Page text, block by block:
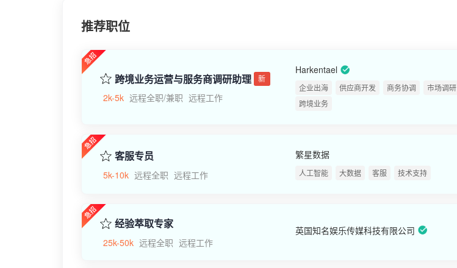
推荐职位
跨境业务运营与服务商调研助理 新
2k-5k 远程全职/兼职 远程工作
Harkentael
企业出海 供应商开发 商务协调
市场调研
跨境业务
客服专员
5k-10k 远程全职 远程工作
繁星数据
人工智能 大数据 客服 技术支持
经验萃取专家
25k-50k 远程全职 远程工作
英国知名娱乐传媒科技有限公司